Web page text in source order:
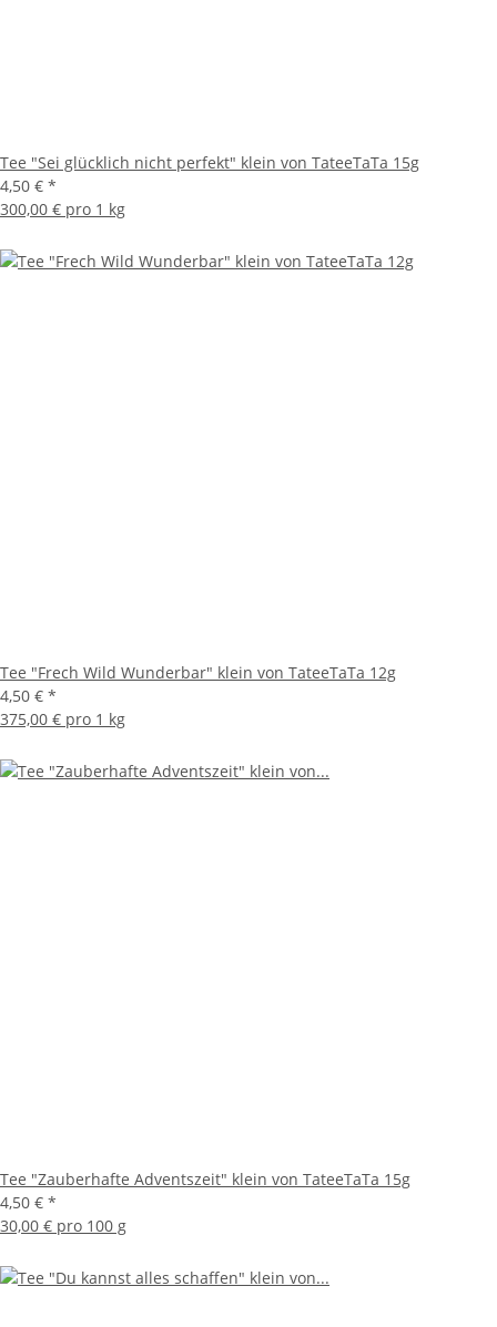
Tee "Sei glücklich nicht perfekt" klein von TateeTaTa 15g
4,50 € *
300,00 € pro 1 kg
Tee "Frech Wild Wunderbar" klein von TateeTaTa 12g
4,50 € *
375,00 € pro 1 kg
Tee "Zauberhafte Adventszeit" klein von TateeTaTa 15g
4,50 € *
30,00 € pro 100 g